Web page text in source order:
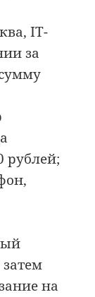
IT-
за
рублей;
на